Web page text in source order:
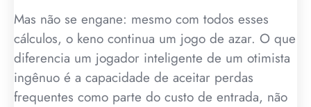
Mas não se engane: mesmo com todos esses
cálculos, o keno continua um jogo de azar. O que
diferencia um jogador inteligente de um otimista
ingênuo é a capacidade de aceitar perdas
frequentes como parte do custo de entrada, não